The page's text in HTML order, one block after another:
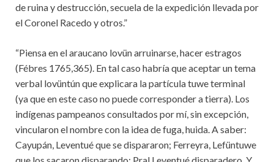
de ruina y destrucción, secuela de la expedición llevada por
el Coronel Racedo y otros.”
“Piensa en el araucano lovün arruinarse, hacer estragos
(Fébres 1765,365). En tal caso habría que aceptar un tema
verbal lovüntún que explicara la partícula tuwe terminal
(ya que en este caso no puede corresponder a tierra). Los
indígenas pampeanos consultados por mí, sin excepción,
vincularon el nombre con la idea de fuga, huida. A saber:
Cayupán, Leventué que se dispararon; Ferreyra, Lefüntuwe